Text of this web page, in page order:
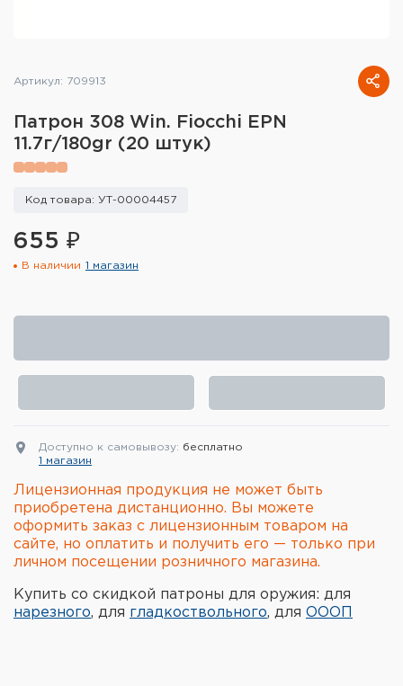
Инструмент для заточки
снаряжения
Сумки и рюкзаки
Охотничье снаряжение
Фонари и ЛЦУ
Туристическое снаряжение
Инструменты
Опоры и станки для оружия
Термосы, термосумки, бутылки
Артикул: 709913
Патрон 308 Win. Fiocchi EPN
11.7г/180gr (20 штук)
Код товара: УТ-00004457
655 ₽
В наличии 1 магазин
Доступно к самовывозу: бесплатно
1 магазин
Лицензионная продукция не может быть
приобретена дистанционно. Вы можете
оформить заказ с лицензионным товаром на
сайте, но оплатить и получить его — только при
личном посещении розничного магазина.
Купить со скидкой патроны для оружия: для
нарезного, для гладкоствольного, для ОООП